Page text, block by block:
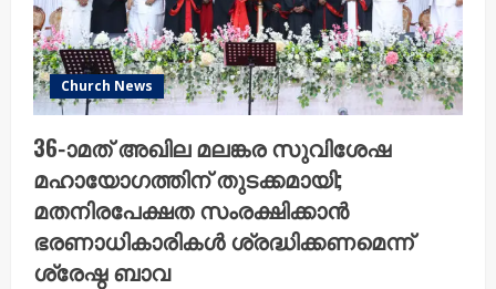
Church News
36-ാമത് അഖില മലങ്കര സുവിശേഷ
മഹായോഗത്തിന് തുടക്കമായി;
മതനിരപേക്ഷത സംരക്ഷിക്കാൻ
ഭരണാധികാരികൾ ശ്രദ്ധിക്കണമെന്ന്
ശ്രേഷ്ഠ ബാവ